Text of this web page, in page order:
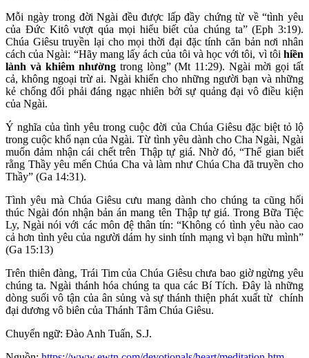
Mỗi ngày trong đời Ngài đều được lấp đầy chứng từ về “tình yêu
của Đức Kitô vượt qúa mọi hiểu biết của chúng ta” (Eph 3:19).
Chúa Giêsu truyền lại cho mọi thời đại đặc tính căn bản nơi nhân
cách của Ngài: “Hãy mang lấy ách của tôi và học với tôi, vì tôi hiền
lành và khiêm nhườngtrong lòng” (Mt 11:29). Ngài mời gọi tất
cả, không ngoại trừ ai. Ngài khiến cho những người bạn và những
kẻ chống đối phải đáng ngạc nhiên bởi sự quảng đại vô điều kiện
của Ngài.
Ý nghĩa của tình yêu trong cuộc đời của Chúa Giêsu đặc biệt tỏ lộ
trong cuộc khổ nạn của Ngài. Từ tình yêu dành cho Cha Ngài, Ngài
muốn đảm nhận cái chết trên Thập tự giá. Nhờ đó, “Thế gian biết
rằng Thầy yêu mến Chúa Cha và làm như Chúa Cha đã truyền cho
Thầy” (Ga 14:31).
Tình yêu mà Chúa Giêsu cưu mang dành cho chúng ta cũng hối
thúc Ngài đón nhận bản án mang tên Thập tự giá. Trong Bữa Tiệc
Ly, Ngài nói với các môn đệ thân tín: “Không có tình yêu nào cao
cả hơn tình yêu của người dám hy sinh tính mạng vì bạn hữu mình”
(Ga 15:13)
Trên thiên đàng, Trái Tim của Chúa Giêsu chưa bao giờ ngừng yêu
chúng ta. Ngài thánh hóa chúng ta qua các Bí Tích. Đây là những
dòng suối vô tận của ân sủng và sự thánh thiện phát xuất từ chính
đại dương vô biên của Thánh Tâm Chúa Giêsu.
Chuyển ngữ: Đào Anh Tuấn, S.J.